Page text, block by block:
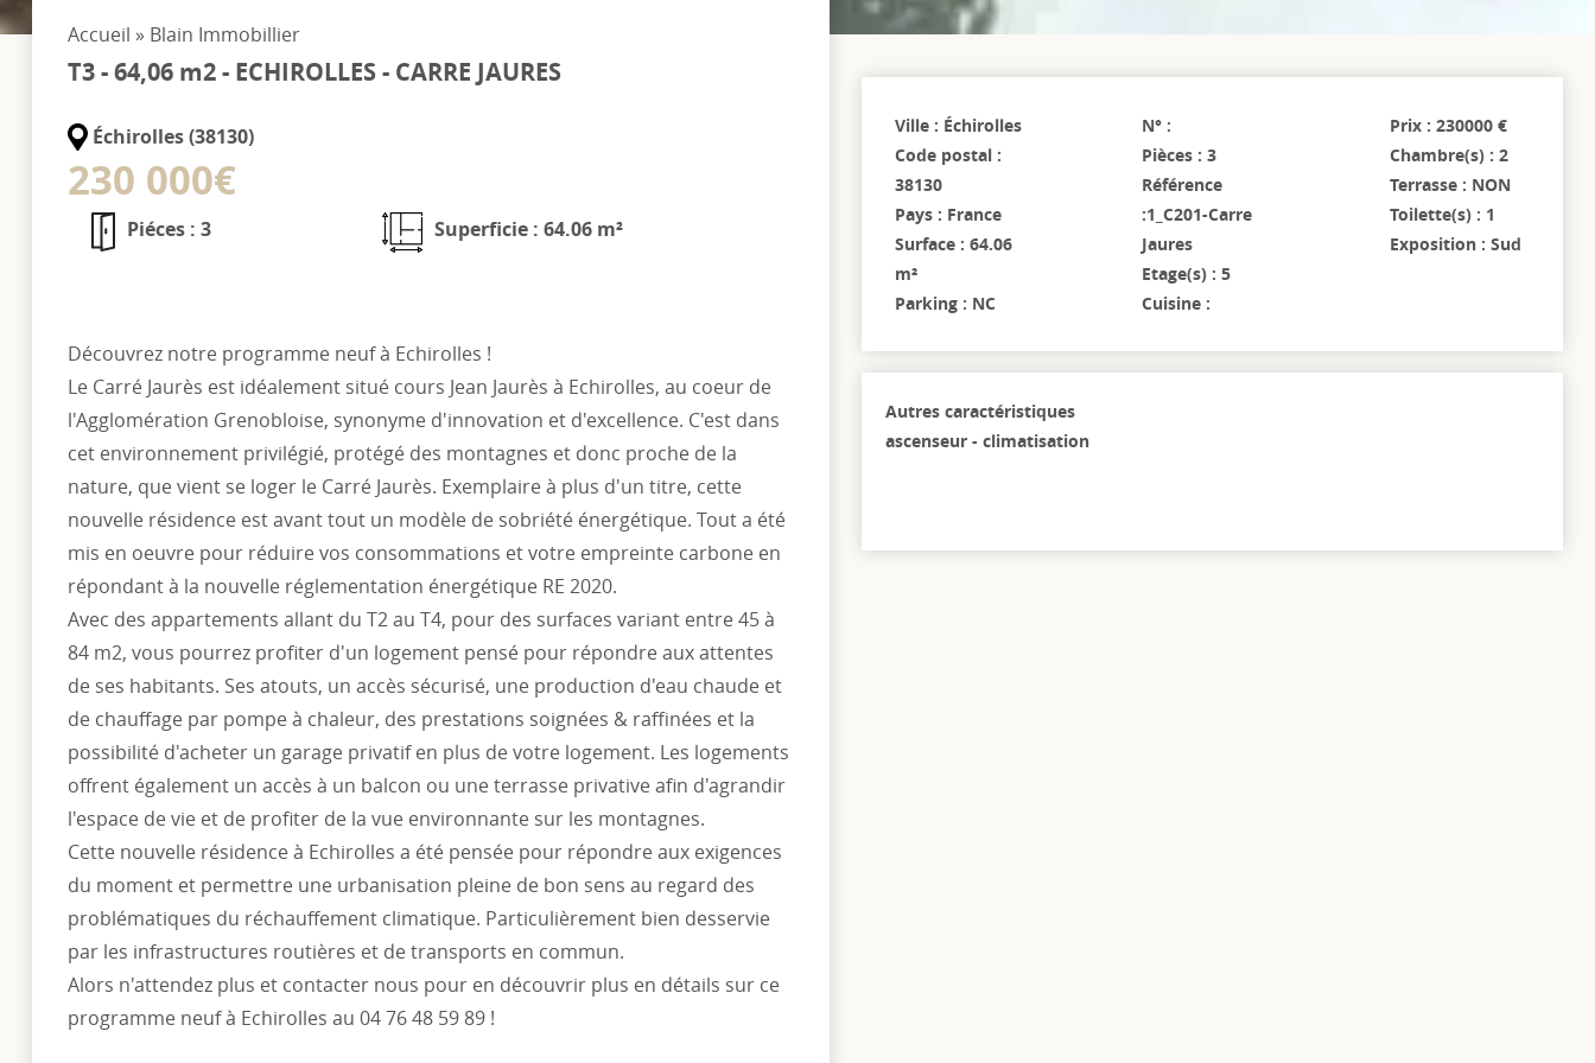
Accueil » Blain Immobillier
T3 - 64,06 m2 - ECHIROLLES - CARRE JAURES
Échirolles (38130)
230 000€
Piéces : 3 Superficie : 64.06 m²
Découvrez notre programme neuf à Echirolles !
Le Carré Jaurès est idéalement situé cours Jean Jaurès à Echirolles, au coeur de
l'Agglomération Grenobloise, synonyme d'innovation et d'excellence. C'est dans
cet environnement privilégié, protégé des montagnes et donc proche de la
nature, que vient se loger le Carré Jaurès. Exemplaire à plus d'un titre, cette
nouvelle résidence est avant tout un modèle de sobriété énergétique. Tout a été
mis en oeuvre pour réduire vos consommations et votre empreinte carbone en
répondant à la nouvelle réglementation énergétique RE 2020.
Avec des appartements allant du T2 au T4, pour des surfaces variant entre 45 à
84 m2, vous pourrez profiter d'un logement pensé pour répondre aux attentes
de ses habitants. Ses atouts, un accès sécurisé, une production d'eau chaude et
de chauffage par pompe à chaleur, des prestations soignées & raffinées et la
possibilité d'acheter un garage privatif en plus de votre logement. Les logements
offrent également un accès à un balcon ou une terrasse privative afin d'agrandir
l'espace de vie et de profiter de la vue environnante sur les montagnes.
Cette nouvelle résidence à Echirolles a été pensée pour répondre aux exigences
du moment et permettre une urbanisation pleine de bon sens au regard des
problématiques du réchauffement climatique. Particulièrement bien desservie
par les infrastructures routières et de transports en commun.
Alors n'attendez plus et contacter nous pour en découvrir plus en détails sur ce
programme neuf à Echirolles au 04 76 48 59 89 !
Ville : Échirolles
Code postal :
38130
Pays : France
Surface : 64.06
m²
Parking : NC
N° :
Pièces : 3
Référence
:1_C201-Carre
Jaures
Etage(s) : 5
Cuisine :
Prix : 230000 €
Chambre(s) : 2
Terrasse : NON
Toilette(s) : 1
Exposition : Sud
Autres caractéristiques
ascenseur - climatisation